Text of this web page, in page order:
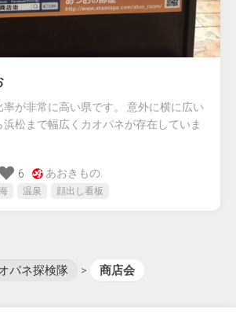
が非常に高い県です。 意外に横に広い
松まで幅広くカオパネが存在していま
6 あおきもの.
温泉 顔出し看板
パネ探検隊 > 商店会